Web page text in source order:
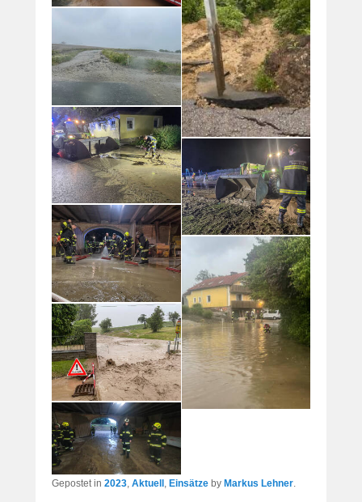
Gepostet in 2023, Aktuell , Einsätze by Markus Lehner.